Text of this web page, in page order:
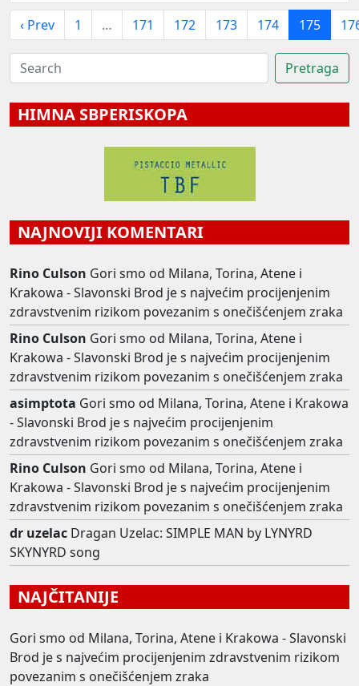
‹ Prev 1 … 171 172 173 174 175
HIMNA SBPERISKOPA
NAJNOVIJI KOMENTARI
Rino Culson Gori smo od Milana, Torina, Atene i
Krakowa - Slavonski Brod je s najvećim procijenjenim
zdravstvenim rizikom povezanim s onečišćenjem zraka
Rino Culson Gori smo od Milana, Torina, Atene i
Krakowa - Slavonski Brod je s najvećim procijenjenim
zdravstvenim rizikom povezanim s onečišćenjem zraka
asimptota Gori smo od Milana, Torina, Atene i Krakowa
- Slavonski Brod je s najvećim procijenjenim
zdravstvenim rizikom povezanim s onečišćenjem zraka
Rino Culson Gori smo od Milana, Torina, Atene i
Krakowa - Slavonski Brod je s najvećim procijenjenim
zdravstvenim rizikom povezanim s onečišćenjem zraka
dr uzelac Dragan Uzelac: SIMPLE MAN by LYNYRD
SKYNYRD song
NAJČITANIJE
Gori smo od Milana, Torina, Atene i Krakowa - Slavonski
Brod je s najvećim procijenjenim zdravstvenim rizikom
povezanim s onečišćenjem zraka